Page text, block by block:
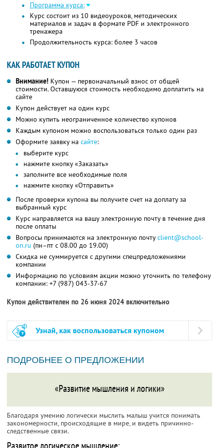
Программа курса:
Курс состоит из 10 видеоуроков, методических
материалов и задач в формате PDF и электронного
тренажера
Продолжительность курса: более 3 часов
КАК РАБОТАЕТ КУПОН
Внимание! Купон — первоначальный взнос от общей
стоимости. Оставшуюся стоимость необходимо доплатить на
сайте
Купон действует на один курс
Можно купить неограниченное количество купонов
Каждым купоном можно воспользоваться только один раз
Оформите заявку на сайте:
выберите курс
нажмите кнопку «Заказать»
заполните все необходимые поля
нажмите кнопку «Отправить»
После проверки купона вы получите счет на доплату за
выбранный курс
Курс направляется на вашу электронную почту в течение дня
после оплаты
Вопросы принимаются на электронную почтуclient@school-
on.ru (пн–пт с 08.00 до 19.00)
Скидка не суммируется с другими спецпредложениями
компании
Информацию по условиям акции можно уточнить по телефону
компании: +7 (987) 043-37-67
Купон действителен по 26 июня 2024 включительно
Узнай, как воспользоваться купоном
ПОДРОБНЕЕ О ПРЕДЛОЖЕНИИ
«Развитие мышления и логики»
Благодаря умению логически мыслить малыш учится понимать
закономерности, происходящие в мире, и видеть причинно-
следственные связи.